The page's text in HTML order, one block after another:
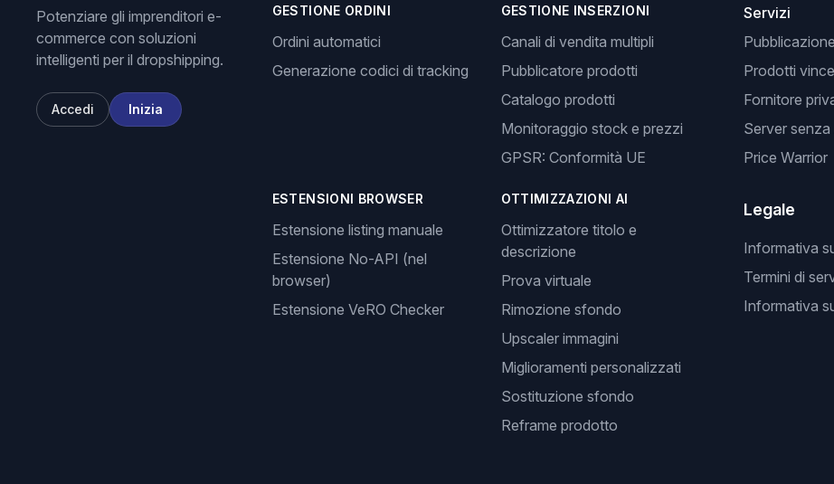
Potenziare gli imprenditori e-
commerce con soluzioni
intelligenti per il dropshipping.
Accedi Inizia
GESTIONE ORDINI
Ordini automatici
Generazione codici di tracking
GESTIONE INSERZIONI
Canali di vendita multipli
Pubblicatore prodotti
Catalogo prodotti
Monitoraggio stock e prezzi
GPSR: Conformità UE
ESTENSIONI BROWSER
Estensione listing manuale
Estensione No-API (nel
browser)
Estensione VeRO Checker
OTTIMIZZAZIONI AI
Ottimizzatore titolo e
descrizione
Prova virtuale
Rimozione sfondo
Upscaler immagini
Miglioramenti personalizzati
Sostituzione sfondo
Reframe prodotto
Servizi
Prodotti
Fornitore
Server senza
Price Warrior
Legale
Informativa
Termini di
Informativa